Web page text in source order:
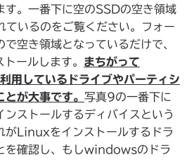
す。一番下に空のSSDの空き領域
いるのをご覧ください。フォー
空き領域となっているだけで、
ールします。 まちがって
しているドライブやパーティシ
が大事です。 写真9の一番下に
ンストールするディバイスという
がLinuxをインストールするドラ
を確認し、もしwindowsのドラ